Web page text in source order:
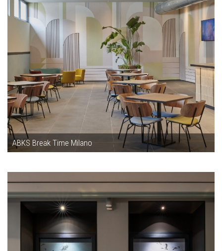
ABKS Break Time Milano